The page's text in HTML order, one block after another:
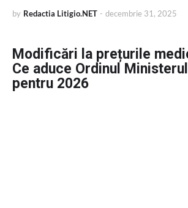
by Redactia Litigio.NET - decembrie 31, 2025
Modificări la prețurile
Ce aduce Ordinul
pentru 2026